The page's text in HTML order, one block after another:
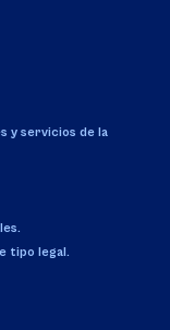
y servicios de la
tipo legal.